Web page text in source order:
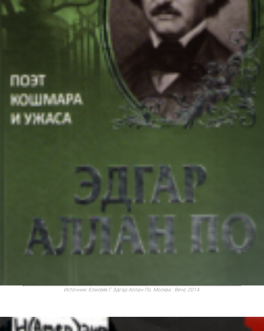
Источник: Елисеев Г. Эдгар Аллан По. Москва : Вече, 2014.